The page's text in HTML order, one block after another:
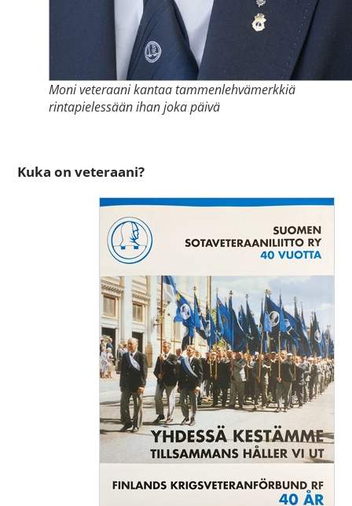
Moni veteraani kantaa tammenlehvämerkkiä
rintapielessään ihan joka päivä
Kuka on veteraani?